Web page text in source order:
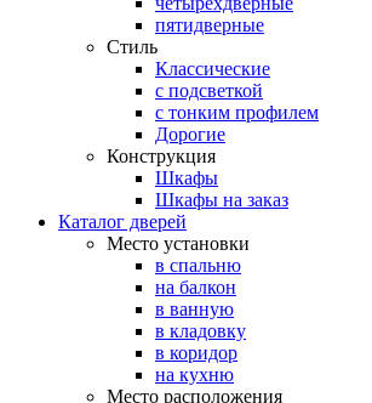
пятидверные
Стиль
Классические
с подсветкой
с тонким профилем
Дорогие
Конструкция
Шкафы
Шкафы на заказ
Каталог дверей
Место установки
в спальню
на балкон
в ванную
в кладовку
в коридор
на кухню
Место расположения